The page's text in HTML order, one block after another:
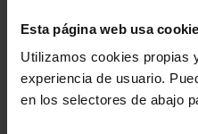
Esta página web usa
Utilizamos cookies propias
experiencia de usuario.
en los selectores de abajo